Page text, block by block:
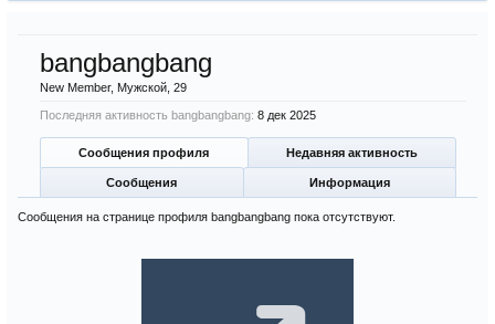
bangbangbang
New Member, Мужской, 29
Последняя активность bangbangbang: 8 дек 2025
Сообщения профиля Недавняя активность
Сообщения Информация
Сообщения на странице профиля bangbangbang пока отсутствуют.